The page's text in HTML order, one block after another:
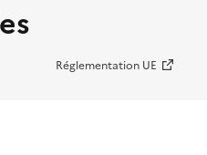
Réglementation UE